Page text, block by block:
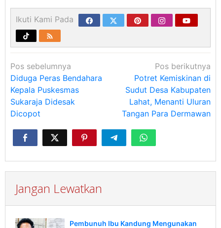
Ikuti Kami Pada
Navigasi
pos
Pos sebelumnya
Diduga Peras Bendahara
Kepala Puskesmas
Sukaraja Didesak
Dicopot
Pos berikutnya
Potret Kemiskinan di
Sudut Desa Kabupaten
Lahat, Menanti Uluran
Tangan Para Dermawan
Jangan Lewatkan
Pembunuh Ibu Kandung Mengunakan